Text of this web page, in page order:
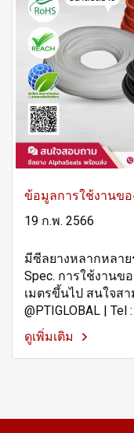
ข้อมูลการใช้งานข
19 ก.พ. 2566
มีซีลยางหลากหลา
Spec. การใช้งาน
เมตรขึ้นไป สนใจส
@PTIGLOBAL | Tel : 022577145 | MB : 0982539956 |
Email:
ดูเพิ่มเติม